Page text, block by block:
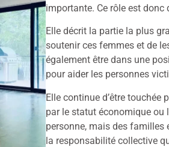
importante. Ce rôle est donc
Elle décrit la partie la plus
soutenir ces femmes et de
également être dans une
pour aider les personnes
Elle continue d’être touchée
par le statut économique ou
personne, mais des familles
la responsabilité collective